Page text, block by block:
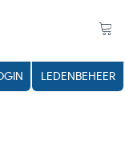
LEDENBEHEER